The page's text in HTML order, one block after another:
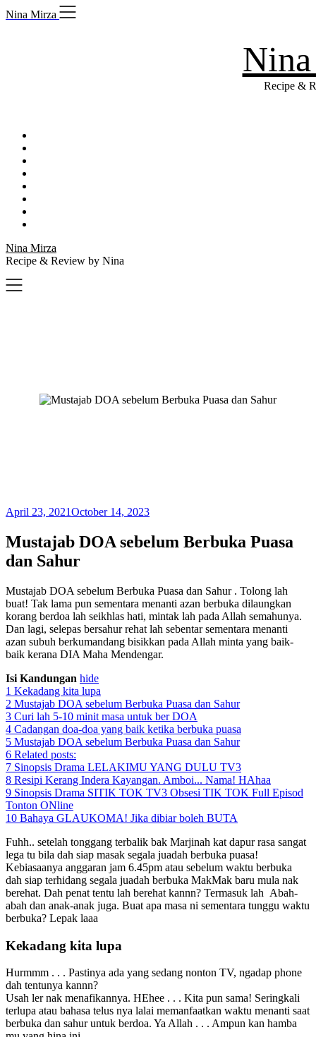
Skip
to
Nina Mirza
Recipe &
Nina Mirza
Recipe & Review by Nina
April 23, 2021October 14, 2023
Mustajab DOA sebelum Berbuka Puasa
dan Sahur
Mustajab DOA sebelum Berbuka Puasa dan Sahur . Tolong lah
buat! Tak lama pun sementara menanti azan berbuka dilaungkan
korang berdoa lah seikhlas hati, mintak lah pada Allah semahunya.
Dan lagi, selepas bersahur rehat lah sebentar sementara menanti
azan subuh berkumandang bisikkan pada Allah minta yang baik-
baik kerana DIA Maha Mendengar.
Isi Kandungan hide
1 Kekadang kita lupa
2 Mustajab DOA sebelum Berbuka Puasa dan Sahur
3 Curi lah 5-10 minit masa untuk ber DOA
4 Cadangan doa-doa yang baik ketika berbuka puasa
5 Mustajab DOA sebelum Berbuka Puasa dan Sahur
6 Related posts:
7 Sinopsis Drama LELAKIMU YANG DULU TV3
8 Resipi Kerang Indera Kayangan. Amboi... Nama! HAhaa
9 Sinopsis Drama SITIK TOK TV3 Obsesi TIK TOK Full Episod
Tonton ONline
10 Bahaya GLAUKOMA! Jika dibiar boleh BUTA
Fuhh.. setelah tonggang terbalik bak Marjinah kat dapur rasa sangat
lega tu bila dah siap masak segala juadah berbuka puasa!
Kebiasaanya anggaran jam 6.45pm atau sebelum waktu berbuka
dah siap terhidang segala juadah berbuka MakMak baru mula nak
berehat. Dah penat tentu lah berehat kannn? Termasuk lah Abah-
abah dan anak-anak juga. Buat apa masa ni sementara tunggu waktu
berbuka? Lepak laaa
Kekadang kita lupa
Hurmmm . . . Pastinya ada yang sedang nonton TV, ngadap phone
dah tentunya kannn?
Usah ler nak menafikannya. HEhee . . . Kita pun sama! Seringkali
terlupa atau bahasa telus nya lalai memanfaatkan waktu menanti saat
berbuka dan sahur untuk berdoa. Ya Allah . . . Ampun kan hamba